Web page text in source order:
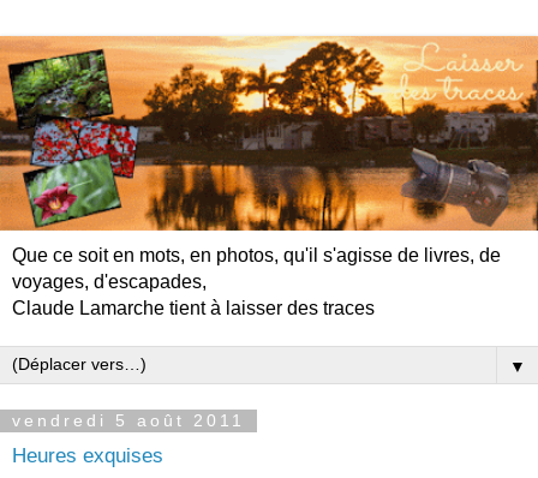
Que ce soit en mots, en photos, qu'il s'agisse de livres, de
voyages, d'escapades,
Claude Lamarche tient à laisser des traces
▼
vendredi 5 août 2011
Heures exquises